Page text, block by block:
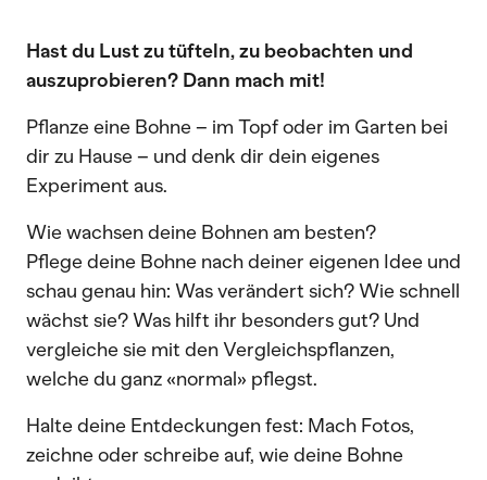
Hast du Lust zu tüfteln, zu beobachten und
auszuprobieren? Dann mach mit!
Pflanze eine Bohne – im Topf oder im Garten bei
dir zu Hause – und denk dir dein eigenes
Experiment aus.
Wie wachsen deine Bohnen am besten?
Pflege deine Bohne nach deiner eigenen Idee und
schau genau hin: Was verändert sich? Wie schnell
wächst sie? Was hilft ihr besonders gut? Und
vergleiche sie mit den Vergleichspflanzen,
welche du ganz «normal» pflegst.
Halte deine Entdeckungen fest: Mach Fotos,
zeichne oder schreibe auf, wie deine Bohne